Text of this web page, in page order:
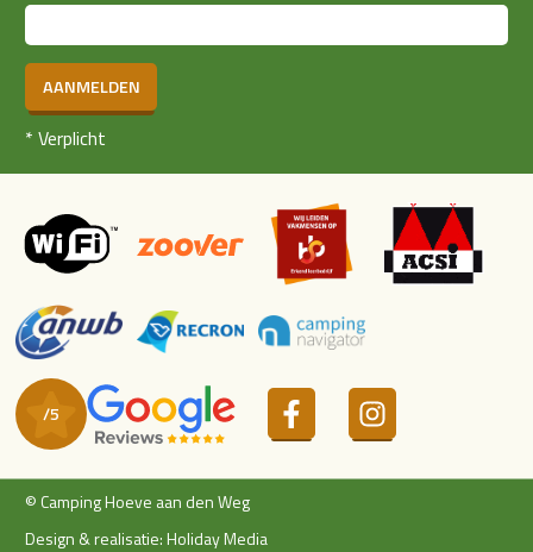
AANMELDEN
* Verplicht
© Camping Hoeve aan den Weg
Design & realisatie: Holiday Media